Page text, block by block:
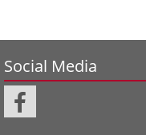
Social Media